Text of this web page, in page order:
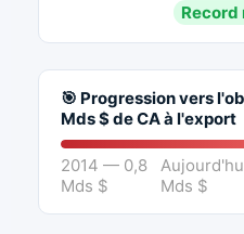
Record
🎯 Progression vers
Mds $ de CA à l'export
2014 — 0,8
Mds $
Mds $